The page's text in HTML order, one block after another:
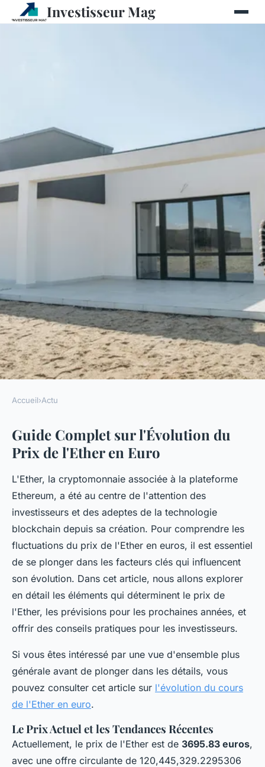
Investisseur Mag
Guide complet sur l'évolution
du prix de l'ether en euro
telesphore•20 janvier 2025• 5 min de lecture
Accueil›Actu
Guide Complet sur l'Évolution du
Prix de l'Ether en Euro
L'Ether, la cryptomonnaie associée à la plateforme
Ethereum, a été au centre de l'attention des
investisseurs et des adeptes de la technologie
blockchain depuis sa création. Pour comprendre les
fluctuations du prix de l'Ether en euros, il est essentiel
de se plonger dans les facteurs clés qui influencent
son évolution. Dans cet article, nous allons explorer
en détail les éléments qui déterminent le prix de
l'Ether, les prévisions pour les prochaines années, et
offrir des conseils pratiques pour les investisseurs.
Si vous êtes intéressé par une vue d'ensemble plus
générale avant de plonger dans les détails, vous
pouvez consulter cet article sur l'évolution du cours
de l'Ether en euro.
Le Prix Actuel et les Tendances Récentes
Actuellement, le prix de l'Ether est de 3695.83 euros,
avec une offre circulante de 120,445,329.2295306